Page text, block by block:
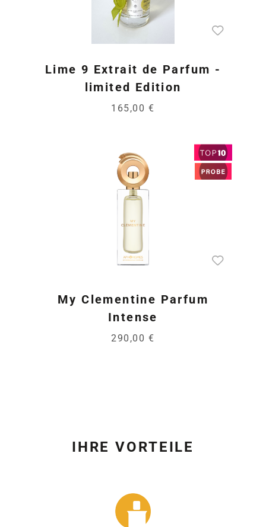
Lime 9 Extrait de Parfum -
limited Edition
165,00 €
My Clementine Parfum
Intense
290,00 €
IHRE VORTEILE